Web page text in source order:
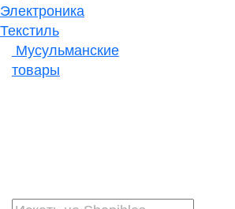
Электроника
Текстиль
Мусульманские
товары